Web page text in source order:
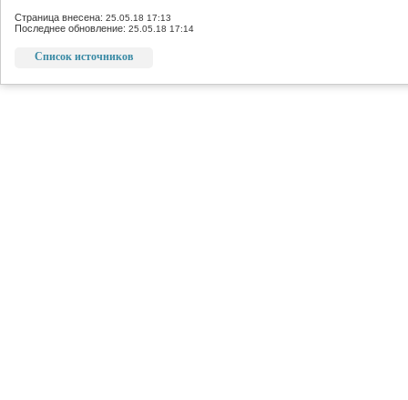
Страница внесена: 25.05.18 17:13
Последнее обновление: 25.05.18 17:14
Список источников